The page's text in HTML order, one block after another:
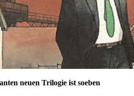
neuen Trilogie ist soeben